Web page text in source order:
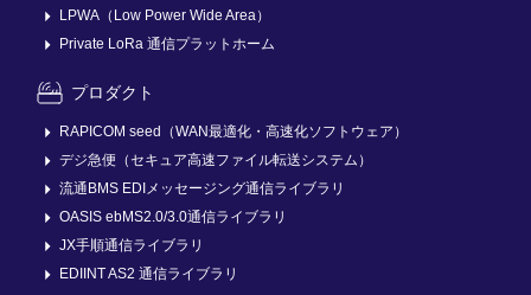
LPWA（Low Power Wide Area）
Private LoRa 通信プラットホーム
プロダクト
RAPICOM seed（WAN最適化・高速化ソフトウェア）
デジ急便（セキュア高速ファイル転送システム）
流通BMS EDIメッセージング通信ライブラリ
OASIS ebMS2.0/3.0通信ライブラリ
JX手順通信ライブラリ
EDIINT AS2 通信ライブラリ